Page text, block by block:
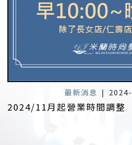
最新消息 |
2024/11月起營業時間調整